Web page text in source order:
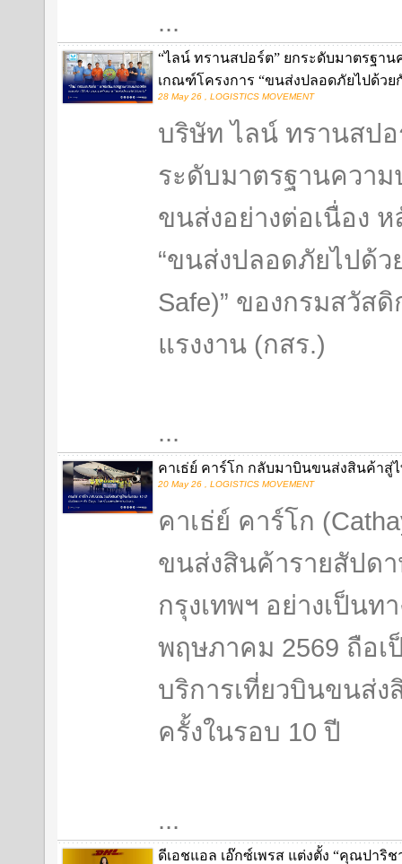
...
“ไลน์ ทรานสปอร์ต” ยกระดับมาตรฐา
เกณฑ์โครงการ “ขนส่งปลอดภัยไปด้วย
28 May 26 , LOGISTICS MOVEMENT
บริษัท ไลน์ ทรานสป
ระดับมาตรฐานควา
ขนส่งอย่างต่อเนื่อง ห
“ขนส่งปลอดภัยไปด้ว
Safe)” ของกรมสวัส
แรงงาน (กสร.)
...
คาเธ่ย์ คาร์โก กลับมาบินขนส่งสินค้าสู่
20 May 26 , LOGISTICS MOVEMENT
คาเธ่ย์ คาร์โก
ขนส่งสินค้ารายสัปดา
กรุงเทพฯ อย่างเป็นท
พฤษภาคม 2569 ถือเ
บริการเที่ยวบินขนส่
ครั้งในรอบ 10 ปี
...
ดีเอชแอล เอ๊กซ์เพรส แต่งตั้ง “คุณปาริ